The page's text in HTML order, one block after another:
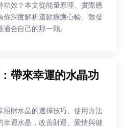
功效？本文從能量原理、實際應
你深度解析這款療癒心輪、激發
合自己的那一顆。
帶來幸運的水晶功
招財水晶的選擇技巧、使用方法
運水晶，改善財運、愛情與健